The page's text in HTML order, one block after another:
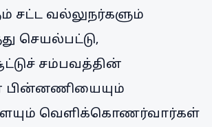
சட்ட வல்லுநர்களும்
செயல்பட்டு,
சம்பவத்தின்
பின்னணியையும்
வெளிக்கொணர்வார்கள்